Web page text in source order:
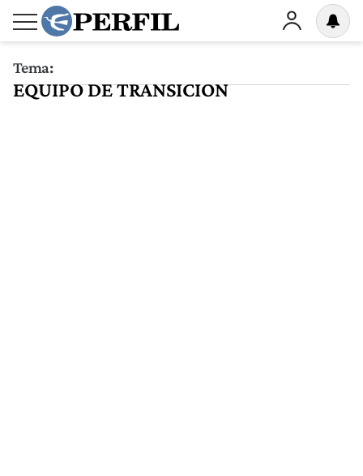
Tema:
EQUIPO DE TRANSICION